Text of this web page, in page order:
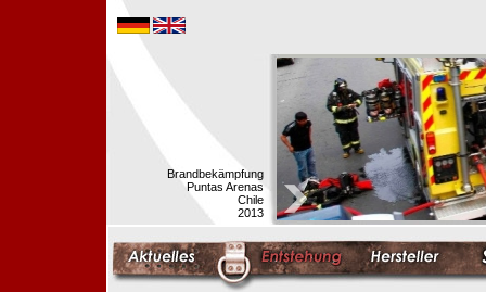
Brandbekämpfung
Puntas Arenas
Chile
2013